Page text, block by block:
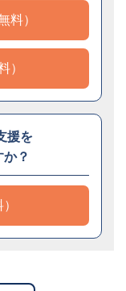
料）
）
援を
？